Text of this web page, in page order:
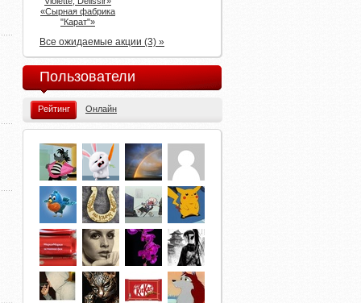
«Сырная фабрика
"Карат"»
Все ожидаемые акции (3) »
Пользователи
Рейтинг Онлайн